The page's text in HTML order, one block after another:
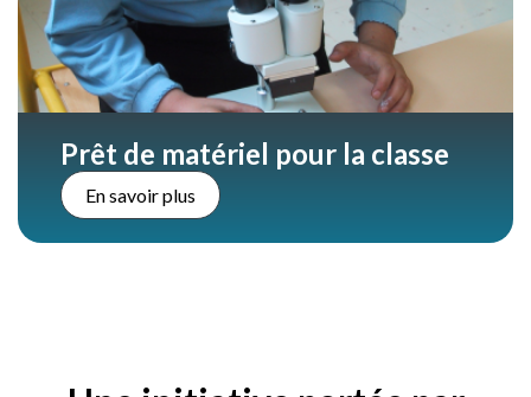
Prêt de matériel pour la classe
En savoir plus